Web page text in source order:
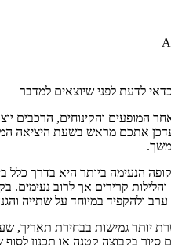
לדעת לפני שיוצאים למדבר
המופעים והקינוחים, הרכבים
אתכם מראש בשעת היציאה
הנעימה ביותר היא בדרך כלל
קרירים אך לרוב נעימים.
ערב ולהקפיד במיוחד על שתייה
יותר גמישות בבחירת תאריך,
סיור בקבוצה קטנה או תכנון לסוף